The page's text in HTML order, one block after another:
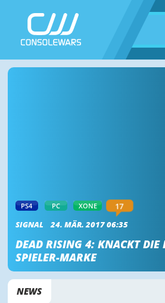
PS4 PC XONE 17
SIGNAL 24. MÄR. 2017 06:35
DEAD RISING 4: KNACKT
SPIELER-MARKE
NEWS